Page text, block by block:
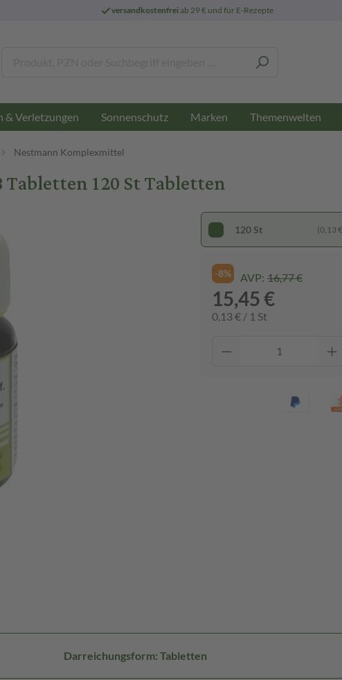
versandkostenfreiab 29 € und für E-Rezepte
& Verletzungen Sonnenschutz Marken Themenwelten
Nestmann Komplexmittel
120 St Tabletten
120 St (0,13
-8% AVP: 16,77 €
15,45 €
0,13 € / 1 St
Darreichungsform: Tabletten